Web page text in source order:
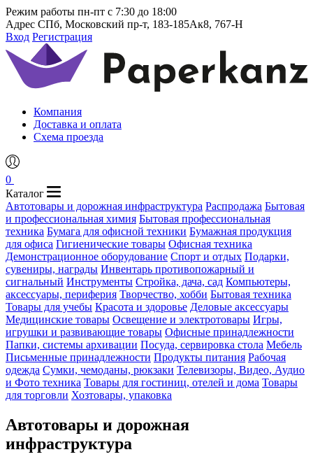
Режим работы пн-пт с 7:30 до 18:00
Адрес СПб, Московский пр-т, 183-185Ак8, 767-Н
Вход Регистрация
Компания
Доставка и оплата
Схема проезда
0
Каталог
Автотовары и дорожная инфраструктура Распродажа Бытовая
и профессиональная химия Бытовая профессиональная
техника Бумага для офисной техники Бумажная продукция
для офиса Гигиенические товары Офисная техника
Демонстрационное оборудование Спорт и отдых Подарки,
сувениры, награды Инвентарь противопожарный и
сигнальный Инструменты Стройка, дача, сад Компьютеры,
аксессуары, периферия Творчество, хобби Бытовая техника
Товары для учебы Красота и здоровье Деловые аксессуары
Медицинские товары Освещение и электротовары Игры,
игрушки и развивающие товары Офисные принадлежности
Папки, системы архивации Посуда, сервировка стола Мебель
Письменные принадлежности Продукты питания Рабочая
одежда Сумки, чемоданы, рюкзаки Телевизоры, Видео, Аудио
и Фото техника Товары для гостиниц, отелей и дома Товары
для торговли Хозтовары, упаковка
Автотовары и дорожная
инфраструктура